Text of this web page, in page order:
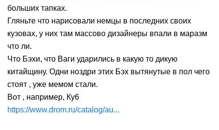
больших тапках.
Гляньте что нарисовали немцы в последних своих
кузовах, у них там массово дизайнеры впали в маразм
что ли.
Что Бэхи, что Ваги ударились в какую то дикую
китайщину. Одни ноздри этих Бэх вытянутые в пол чего
стоят , уже мемом стали.
Вот , например, Ку6
https://www.drom.ru/catalog/au...